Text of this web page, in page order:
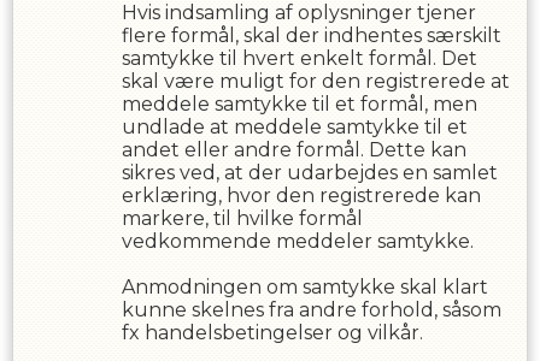
Hvis indsamling af oplysninger tjener
flere formål, skal der indhentes særskilt
samtykke til hvert enkelt formål. Det
skal være muligt for den registrerede at
meddele samtykke til et formål, men
undlade at meddele samtykke til et
andet eller andre formål. Dette kan
sikres ved, at der udarbejdes en samlet
erklæring, hvor den registrerede kan
markere, til hvilke formål
vedkommende meddeler samtykke.
Anmodningen om samtykke skal klart
kunne skelnes fra andre forhold, såsom
fx handelsbetingelser og vilkår.